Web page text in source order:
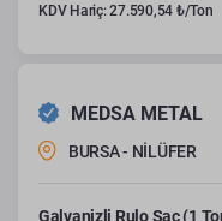
KDV Hariç: 27.590,54 ₺/Ton
MEDSA METAL
BURSA - NİLÜFER
Galvanizli Rulo Sac (1